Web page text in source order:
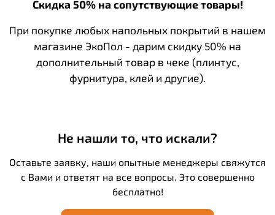
Скидка 50% на сопутствующие товары!
При покупке любых напольных покрытий в нашем
магазине ЭкоПол - дарим скидку 50% на
дополнительный товар в чеке (плинтус,
фурнитура, клей и другие).
Не нашли то, что искали?
Оставьте заявку, наши опытные менеджеры свяжутся
с Вами и ответят на все вопросы. Это совершенно
бесплатно!